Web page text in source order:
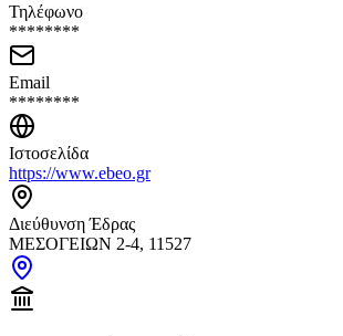
Τηλέφωνο
********
Email
********
Ιστοσελίδα
https://www.ebeo.gr
Διεύθυνση Έδρας
ΜΕΣΟΓΕΙΩΝ 2-4, 11527